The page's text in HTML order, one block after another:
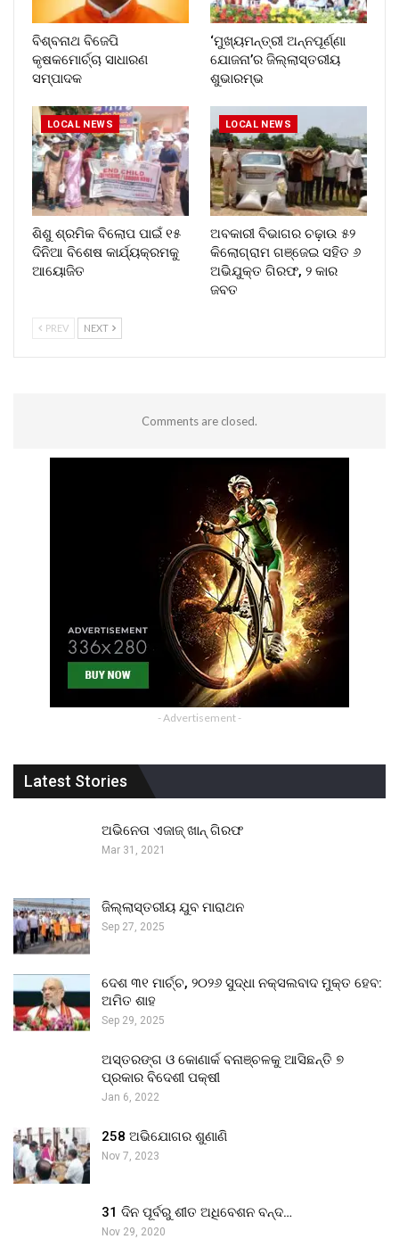
ବିଶ୍ବନାଥ ବିଜେପି
କୃଷକମୋର୍ଚ୍ଚା ସାଧାରଣ
ସମ୍ପାଦକ
‘ମୁଖ୍ୟମନ୍ତ୍ରୀ ଅନ୍ନପୂର୍ଣ୍ଣା
ଯୋଜନା’ର ଜିଲ୍ଲାସ୍ତରୀୟ
ଶୁଭାରମ୍ଭ
LOCAL NEWS
ଶିଶୁ ଶ୍ରମିକ ବିଲୋପ ପାଇଁ ୧୫
ଦିନିଆ ବିଶେଷ କାର୍ଯ୍ୟକ୍ରମକୁ
ଆୟୋଜିତ
LOCAL NEWS
ଅବକାରୀ ବିଭାଗର ଚଢ଼ାଉ ୫୨
କିଲୋଗ୍ରାମ ଗଞ୍ଜେଇ ସହିତ ୬
ଅଭିଯୁକ୍ତ ଗିରଫ, ୨ କାର
ଜବତ
PREV NEXT
Comments are closed.
- Advertisement -
Latest Stories
ଅଭିନେତା ଏଜାଜ୍ ଖାନ୍ ଗିରଫ
Mar 31, 2021
ଜିଲ୍ଲାସ୍ତରୀୟ ଯୁବ ମାରାଥନ
Sep 27, 2025
ଦେଶ ୩୧ ମାର୍ଚ୍ଚ, ୨୦୨୬ ସୁଦ୍ଧା ନକ୍ସଲବାଦ ମୁକ୍ତ ହେବ:
ଅମିତ ଶାହ
Sep 29, 2025
ଅସ୍ତରଙ୍ଗ ଓ କୋଣାର୍କ ବନାଞ୍ଚଳକୁ ଆସିଛନ୍ତି ୭
ପ୍ରକାର ବିଦେଶୀ ପକ୍ଷୀ
Jan 6, 2022
258 ଅଭିଯୋଗର ଶୁଣାଣି
Nov 7, 2023
31 ଦିନ ପୂର୍ବରୁ ଶୀତ ଅଧିବେଶନ ବନ୍ଦ…
Nov 29, 2020